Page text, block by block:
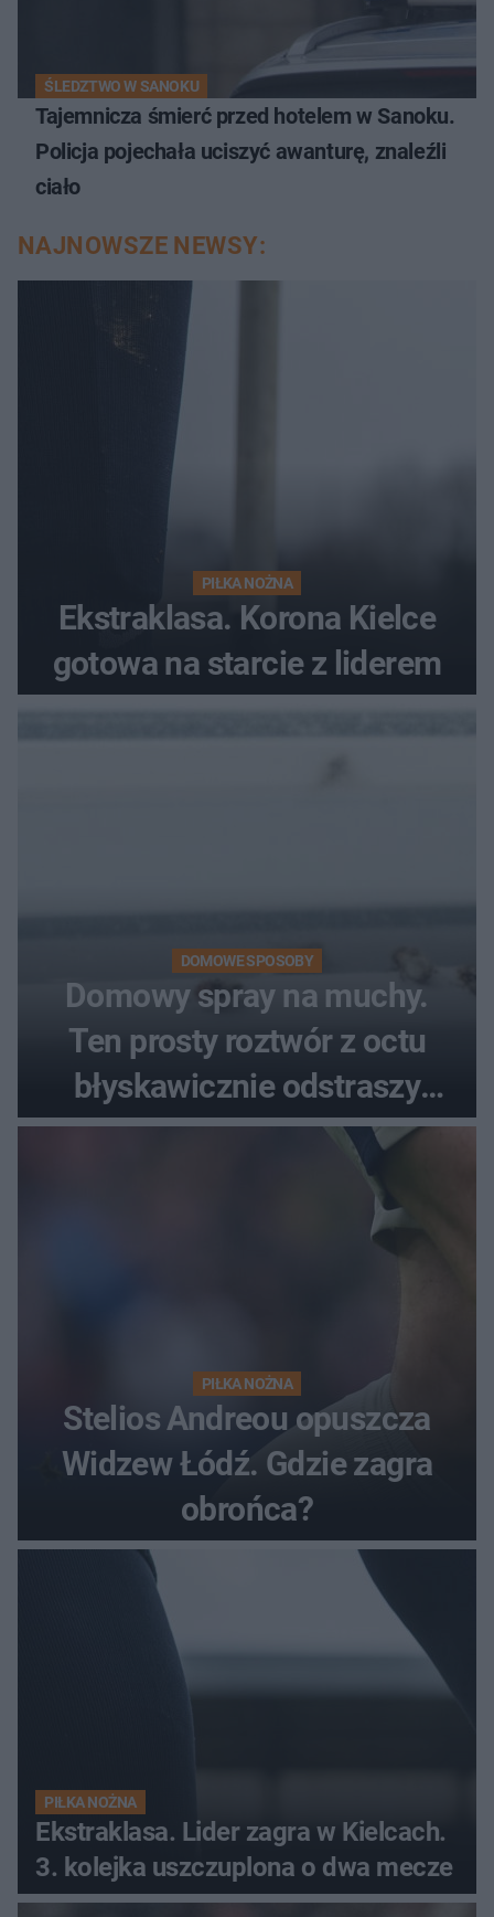
ŚLEDZTWO W SANOKU
Tajemnicza śmierć przed hotelem w Sanoku.
Policja pojechała uciszyć awanturę, znaleźli
ciało
NAJNOWSZE NEWSY:
PIŁKA NOŻNA
Ekstraklasa. Korona Kielce
gotowa na starcie z liderem
DOMOWE SPOSOBY
Domowy spray na muchy.
Ten prosty roztwór z octu
błyskawicznie odstraszy
uciążliwe owady
PIŁKA NOŻNA
Stelios Andreou opuszcza
Widzew Łódź. Gdzie zagra
obrońca?
PIŁKA NOŻNA
Ekstraklasa. Lider zagra w Kielcach.
3. kolejka uszczuplona o dwa mecze